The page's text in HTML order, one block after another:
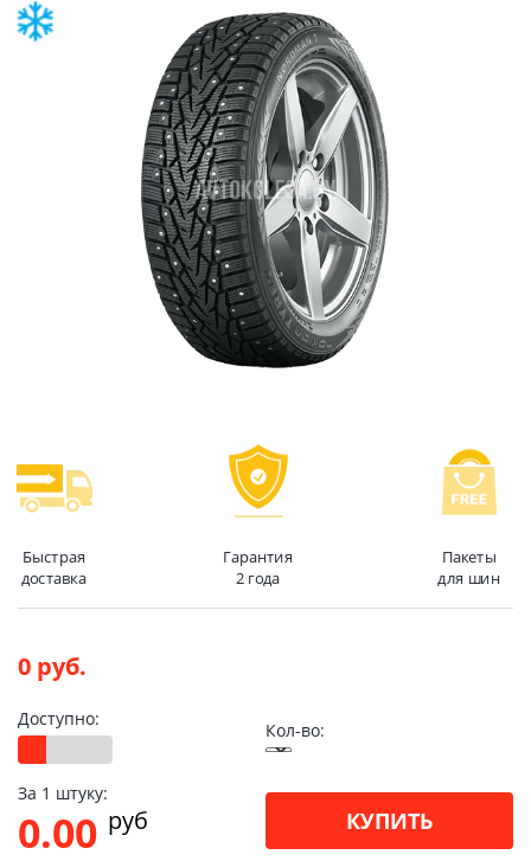
Быстрая
доставка
Гарантия
2 года
Пакеты
для шин
0 руб.
Доступно:
Кол-во:
За 1 штуку:
0.00 pуб КУПИТЬ